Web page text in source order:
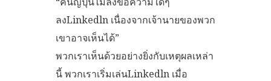
ลงLinkedln เนื่องจากเจ้านายของพวก
เขาอาจเห็นได้”
พวกเราเห็นด้วยอย่างยิ่งกับเหตุผลเหล่า
นี้ พวกเราเริ่มเล่นLinkedln เมื่อ